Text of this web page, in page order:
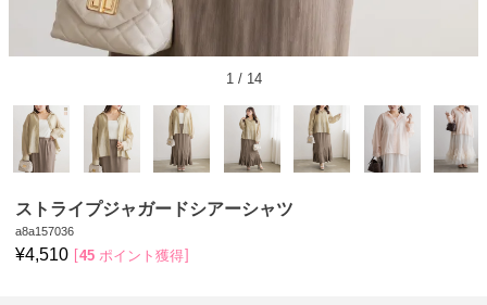
1/ 14
ストライプジャガードシアーシャツ
a8a157036
¥4,510 45 ポイント獲得